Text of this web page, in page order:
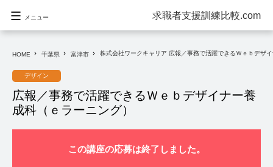
求職者支援訓練比較.com
メニュー
HOME navigate_next 千葉県 navigate_next 富津市 navigate_next 株式会社ワークキャリア 広報／事務で活躍できるＷｅｂデザ
デザイン
広報／事務で活躍できるＷｅｂデザイナー養
成科（ｅラーニング）
この講座の応募は終了しました。